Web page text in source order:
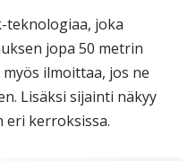
teknologiaa, joka
jopa 50 metrin
ilmoittaa, jos ne
Lisäksi sijainti näkyy
eri kerroksissa.